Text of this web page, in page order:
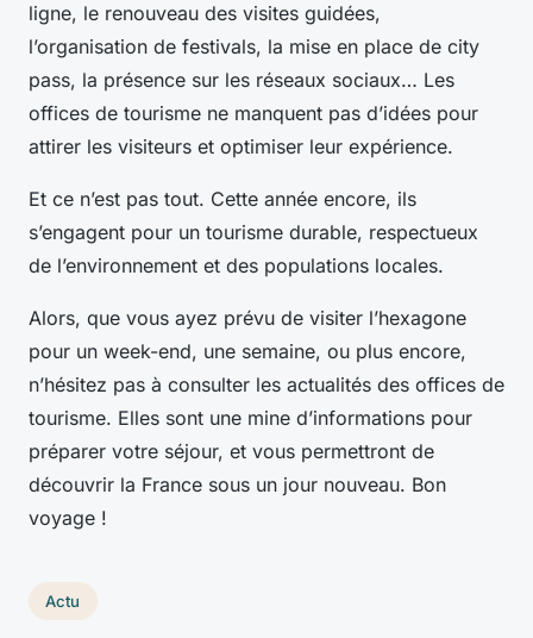
ligne, le renouveau des visites guidées,
l’organisation de festivals, la mise en place de city
pass, la présence sur les réseaux sociaux… Les
offices de tourisme ne manquent pas d’idées pour
attirer les visiteurs et optimiser leur expérience.
Et ce n’est pas tout. Cette année encore, ils
s’engagent pour un tourisme durable, respectueux
de l’environnement et des populations locales.
Alors, que vous ayez prévu de visiter l’hexagone
pour un week-end, une semaine, ou plus encore,
n’hésitez pas à consulter les actualités des offices de
tourisme. Elles sont une mine d’informations pour
préparer votre séjour, et vous permettront de
découvrir la France sous un jour nouveau. Bon
voyage !
Actu